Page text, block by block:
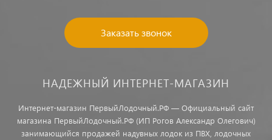
Заказать звонок
НАДЕЖНЫЙ ИНТЕРНЕТ-МАГАЗИН
Интернет-магазин ПервыйЛодочный.РФ — Официальный сайт
магазина ПервыйЛодочный.РФ (ИП Рогов Александр Олегович)
занимающийся продажей надувных лодок из ПВХ, лодочных